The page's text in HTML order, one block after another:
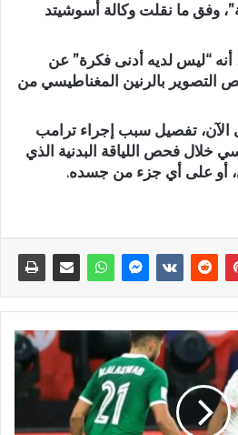
وفق ما نقلت وكالة أسوشيتد
“ليس لديه أدنى فكرة” عن
التصوير بالرنين المغناطيسي من
الآن، تفصيل سبب إجراء ترامب
خلال فحص اللياقة البدنية الذي
أو على أي جزء من جسده.